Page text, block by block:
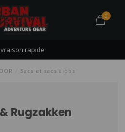
0
rapide
Sacs et sacs à dos
Rugzakken